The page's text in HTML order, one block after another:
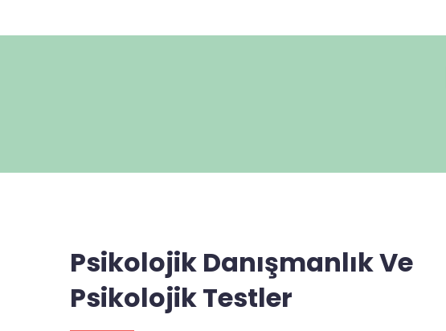
Psikolojik Danışmanlık Ve
Psikolojik Testler